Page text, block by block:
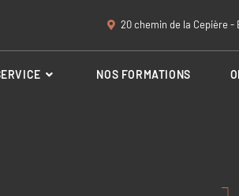
20 chemin de la Cepière -
NOS FORMATIONS